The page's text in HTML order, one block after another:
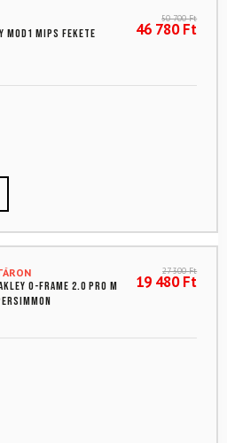
Mod1 Mips Fekete
50 700Ft
46 780Ft
O-Frame 2.0 Pro M
27 300Ft
19 480Ft